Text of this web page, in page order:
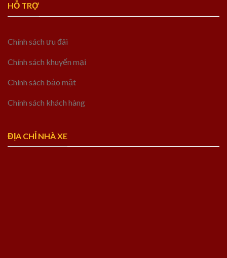
HỖ TRỢ
Chính sách ưu đãi
Chính sách khuyến mại
Chính sách bảo mật
Chính sách khách hàng
ĐỊA CHỈ NHÀ XE